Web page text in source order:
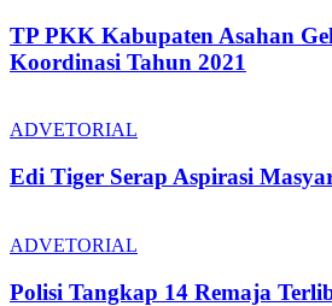
TP PKK Kabupaten Asahan
Koordinasi Tahun 2021
ADVETORIAL
Edi Tiger Serap Aspirasi
ADVETORIAL
Polisi Tangkap 14 Remaja